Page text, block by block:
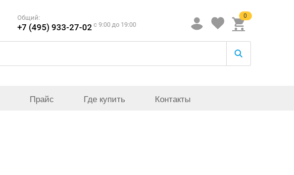
Общий:
+7 (495) 933-27-02 c 9:00 до 19:00
0
Прайс Где купить Контакты